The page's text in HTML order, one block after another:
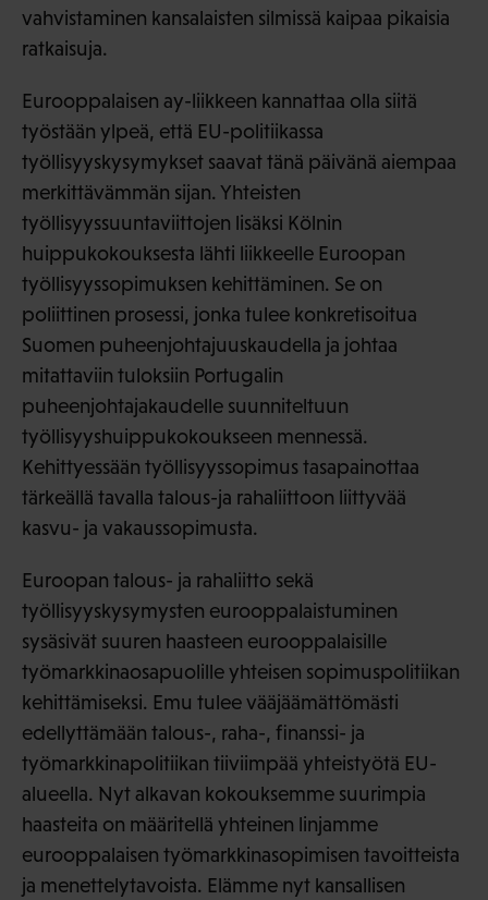
vahvistaminen kansalaisten silmissä kaipaa pikaisia
ratkaisuja.
Eurooppalaisen ay-liikkeen kannattaa olla siitä
työstään ylpeä, että EU-politiikassa
työllisyyskysymykset saavat tänä päivänä aiempaa
merkittävämmän sijan. Yhteisten
työllisyyssuuntaviittojen lisäksi Kölnin
huippukokouksesta lähti liikkeelle Euroopan
työllisyyssopimuksen kehittäminen. Se on
poliittinen prosessi, jonka tulee konkretisoitua
Suomen puheenjohtajuuskaudella ja johtaa
mitattaviin tuloksiin Portugalin
puheenjohtajakaudelle suunniteltuun
työllisyyshuippukokoukseen mennessä.
Kehittyessään työllisyyssopimus tasapainottaa
tärkeällä tavalla talous-ja rahaliittoon liittyvää
kasvu- ja vakaussopimusta.
Euroopan talous- ja rahaliitto sekä
työllisyyskysymysten eurooppalaistuminen
sysäsivät suuren haasteen eurooppalaisille
työmarkkinaosapuolille yhteisen sopimuspolitiikan
kehittämiseksi. Emu tulee vääjäämättömästi
edellyttämään talous-, raha-, finanssi- ja
työmarkkinapolitiikan tiiviimpää yhteistyötä EU-
alueella. Nyt alkavan kokouksemme suurimpia
haasteita on määritellä yhteinen linjamme
eurooppalaisen työmarkkinasopimisen tavoitteista
ja menettelytavoista. Elämme nyt kansallisen